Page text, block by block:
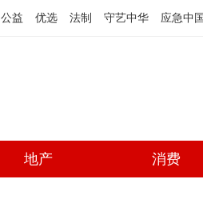
公益 优选 法制 守艺中华 应急中国
地产 消费